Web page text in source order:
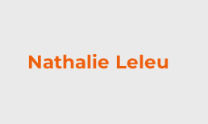
Nathalie Leleu